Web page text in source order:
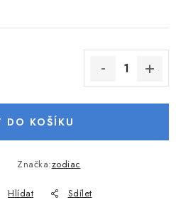
DO KOŠÍKU
Značka:zodiac
Hlídat Sdílet